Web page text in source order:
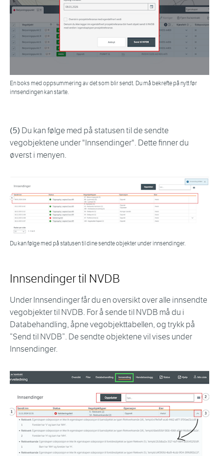
En boks med oppsummering av det som blir sendt. Du må bekrefte på nytt før
innsendingen kan starte.
(5) Du kan følge med på statusen til de sendte
vegobjektene under "Innsendinger". Dette finner du
øverst i menyen.
Du kan følge med på statusen til dine sendte objekter under innsendinger.
Innsendinger til NVDB
Under Innsendinger får du en oversikt over alle innsendte
vegobjekter til NVDB. For å sende til NVDB må du i
Databehandling, åpne vegobjekttabellen, og trykk på
“Send til NVDB”. De sendte objektene vil vises under
Innsendinger.